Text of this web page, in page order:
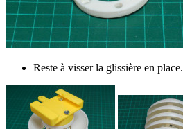
Reste à visser la glissière en place.